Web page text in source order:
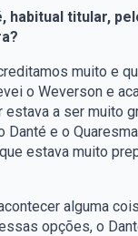
habitual titular,
muito e
o Weverson e
a ser muito
e o
estava muito
alguma
opções, o